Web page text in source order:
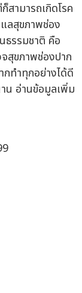
สามารถเกิดโรค
ลสุขภาพช่อง
ธรรมชาติ คือ
สุขภาพช่องปาก
กทำทุกอย่างได้ดี
น อ่านข้อมูลเพิ่ม